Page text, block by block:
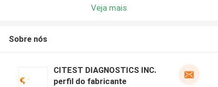
Veja mais
Sobre nós
CITEST DIAGNOSTICS INC.
perfil do fabricante